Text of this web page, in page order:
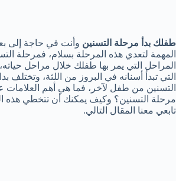
طفلك بدأ مرحلة التسنين وأنت في حاجة إلى
المهمة لتعدي هذه المرحلة بسلام، فمرحلة
المراحل التي يمر بها طفلك خلال مراحل
التي تبدأ أسنانه في البروز من اللثة، وتختلف
التسنين من طفل لآخر، فما هي أهم العلامات
مرحلة التسنين؟ وكيف يمكنك أن تتخطي هذه
تابعي معنا المقال التالي.